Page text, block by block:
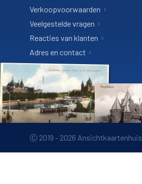
Verkoopvoorwaarden
Veelgestelde vragen
Reacties van klanten
Adres en contact
Ⓒ 2019 - 2026 Ansichtkaartenhuis